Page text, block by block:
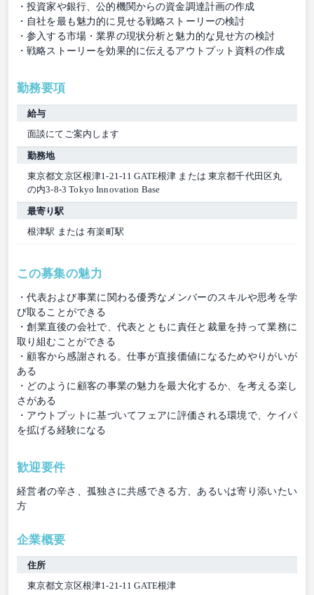
・投資家や銀行、公的機関からの資金調達計画の作成
・自社を最も魅力的に見せる戦略ストーリーの検討
・参入する市場・業界の現状分析と魅力的な見せ方の検討
・戦略ストーリーを効果的に伝えるアウトプット資料の作成
勤務要項
給与
面談にてご案内します
勤務地
東京都文京区根津1-21-11 GATE根津 または 東京都千代田区丸
の内3-8-3 Tokyo Innovation Base
最寄り駅
根津駅 または 有楽町駅
この募集の魅力
・代表および事業に関わる優秀なメンバーのスキルや思考を学
び取ることができる
・創業直後の会社で、代表とともに責任と裁量を持って業務に
取り組むことができる
・顧客から感謝される。仕事が直接価値になるためやりがいが
ある
・どのように顧客の事業の魅力を最大化するか、を考える楽し
さがある
・アウトプットに基づいてフェアに評価される環境で、ケイパ
を拡げる経験になる
歓迎要件
経営者の辛さ、孤独さに共感できる方、あるいは寄り添いたい
方
企業概要
住所
東京都文京区根津1-21-11 GATE根津